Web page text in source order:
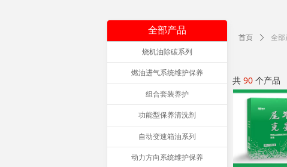
共 90 个产品
全部产品
烧机油除碳系列
燃油进气系统维护保养
组合套装养护
功能型保养清洗剂
自动变速箱油系列
动力方向系统维护保养
首页 ꄲ 全部